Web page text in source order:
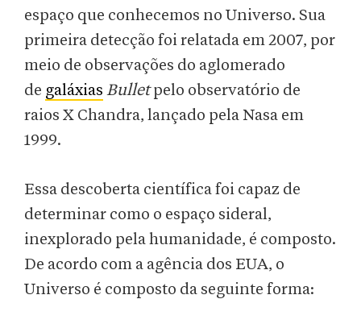
espaço que conhecemos no Universo. Sua
primeira detecção foi relatada em 2007, por
meio de observações do aglomerado
de galáxias Bulletpelo observatório de
raios X Chandra, lançado pela Nasa em
1999.
Essa descoberta científica foi capaz de
determinar como o espaço sideral,
inexplorado pela humanidade, é composto.
De acordo com a agência dos EUA, o
Universo é composto da seguinte forma: